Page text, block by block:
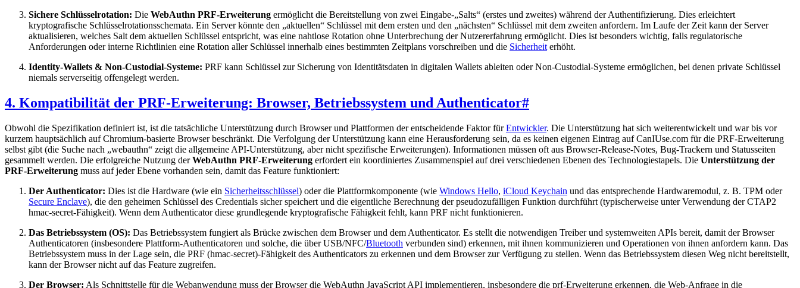
Sichere Schlüsselrotation: Die WebAuthn PRF-Erweiterung ermöglicht die Bereitstellung von zwei Eingabe-„Salts“ (erstes und zweites) während der Authentifizierung. Dies erleichtert
kryptografische Schlüsselrotationsschemata. Ein Server könnte den „aktuellen“ Schlüssel mit dem ersten und den „nächsten“ Schlüssel mit dem zweiten anfordern. Im Laufe der Zeit kann der Server
aktualisieren, welches Salt dem aktuellen Schlüssel entspricht, was eine nahtlose Rotation ohne Unterbrechung der Nutzererfahrung ermöglicht. Dies ist besonders wichtig, falls regulatorische
Anforderungen oder interne Richtlinien eine Rotation aller Schlüssel innerhalb eines bestimmten Zeitplans vorschreiben und die Sicherheit erhöht.
Identity-Wallets & Non-Custodial-Systeme: PRF kann Schlüssel zur Sicherung von Identitätsdaten in digitalen Wallets ableiten oder Non-Custodial-Systeme ermöglichen, bei denen private Schlüssel
niemals serverseitig offengelegt werden.
4. Kompatibilität der PRF-Erweiterung: Browser, Betriebssystem und Authenticator#
Obwohl die Spezifikation definiert ist, ist die tatsächliche Unterstützung durch Browser und Plattformen der entscheidende Faktor fürEntwickler. Die Unterstützung hat sich weiterentwickelt und war bis vor
kurzem hauptsächlich auf Chromium-basierte Browser beschränkt. Die Verfolgung der Unterstützung kann eine Herausforderung sein, da es keinen eigenen Eintrag auf CanIUse.com für die PRF-Erweiterung
selbst gibt (die Suche nach „webauthn“ zeigt die allgemeine API-Unterstützung, aber nicht spezifische Erweiterungen). Informationen müssen oft aus Browser-Release-Notes, Bug-Trackern und Statusseiten
gesammelt werden. Die erfolgreiche Nutzung derWebAuthn PRF-Erweiterung erfordert ein koordiniertes Zusammenspiel auf drei verschiedenen Ebenen des Technologiestapels. Die Unterstützung der
PRF-Erweiterung muss auf jeder Ebene vorhanden sein, damit das Feature funktioniert:
Der Authenticator: Dies ist die Hardware (wie ein Sicherheitsschlüssel) oder die Plattformkomponente (wie Windows Hello, iCloud Keychain und das entsprechende Hardwaremodul, z. B. TPM oder
Secure Enclave), die den geheimen Schlüssel des Credentials sicher speichert und die eigentliche Berechnung der pseudozufälligen Funktion durchführt (typischerweise unter Verwendung der CTAP2
hmac-secret-Fähigkeit). Wenn dem Authenticator diese grundlegende kryptografische Fähigkeit fehlt, kann PRF nicht funktionieren.
Das Betriebssystem (OS): Das Betriebssystem fungiert als Brücke zwischen dem Browser und dem Authenticator. Es stellt die notwendigen Treiber und systemweiten APIs bereit, damit der Browser
Authenticatoren (insbesondere Plattform-Authenticatoren und solche, die über USB/NFC/Bluetooth verbunden sind) erkennen, mit ihnen kommunizieren und Operationen von ihnen anfordern kann. Das
Betriebssystem muss in der Lage sein, die PRF (hmac-secret)-Fähigkeit des Authenticators zu erkennen und dem Browser zur Verfügung zu stellen. Wenn das Betriebssystem diesen Weg nicht bereitstellt,
kann der Browser nicht auf das Feature zugreifen.
Der Browser: Als Schnittstelle für die Webanwendung muss der Browser die WebAuthn JavaScript API implementieren, insbesondere die prf-Erweiterung erkennen, die Web-Anfrage in die